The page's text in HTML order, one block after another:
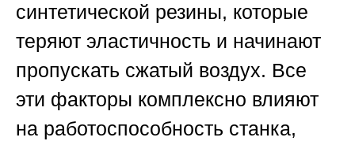
синтетической резины, которые
теряют эластичность и начинают
пропускать сжатый воздух. Все
эти факторы комплексно влияют
на работоспособность станка,